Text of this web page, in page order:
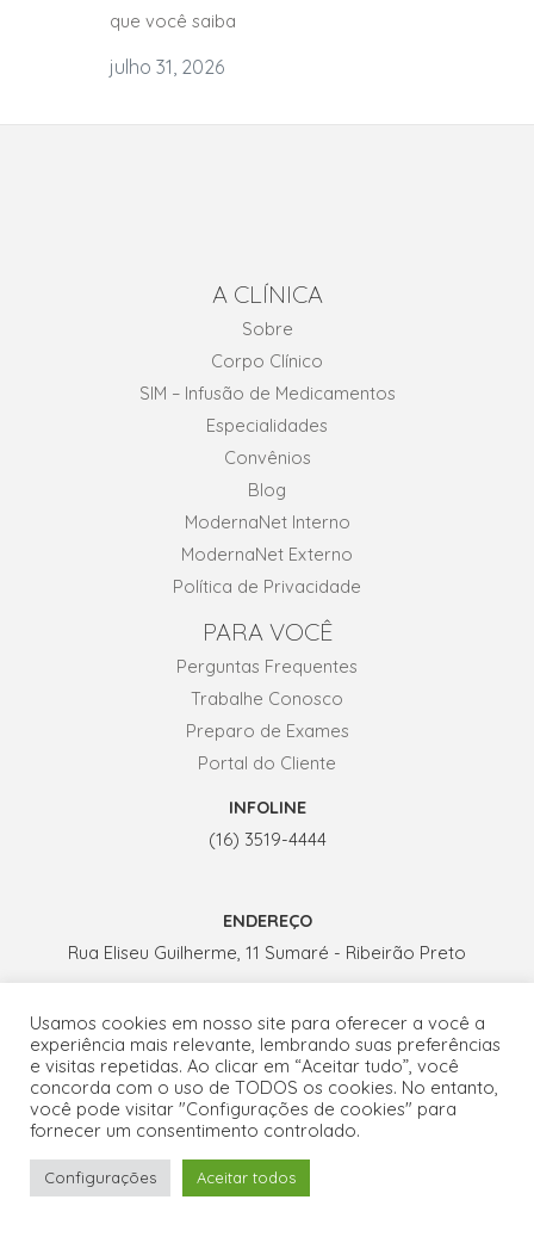
que você saiba
julho 31, 2026
A CLÍNICA
Sobre
Corpo Clínico
SIM – Infusão de Medicamentos
Especialidades
Convênios
Blog
ModernaNet Interno
ModernaNet Externo
Política de Privacidade
PARA VOCÊ
Perguntas Frequentes
Trabalhe Conosco
Preparo de Exames
Portal do Cliente
INFOLINE
(16) 3519-4444
ENDEREÇO
Rua Eliseu Guilherme, 11 Sumaré - Ribeirão Preto
HORÁRIO DE ATENDIMENTO
Seg. a Sex.: 07h - 19h
Sábados: 07h - 13h
Usamos cookies em nosso site para oferecer a você a
experiência mais relevante, lembrando suas preferências
e visitas repetidas. Ao clicar em “Aceitar tudo”, você
concorda com o uso de TODOS os cookies. No entanto,
você pode visitar "Configurações de cookies" para
fornecer um consentimento controlado.
Configurações Aceitar todos